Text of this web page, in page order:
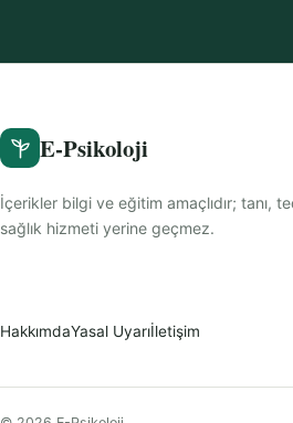
E-Psikoloji
İçerikler bilgi ve eğitim amaçlıdır; tanı,
sağlık hizmeti yerine geçmez.
HakkımdaYasal Uyarıİletişim